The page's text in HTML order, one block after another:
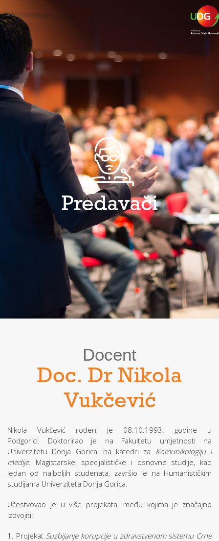
Predavači
Docent
Doc. Dr Nikola
Vukčević
Nikola Vukčević rođen je 08.10.1993. godine u
Podgorici. Doktorirao je na Fakultetu umjetnosti na
Univerzitetu Donja Gorica, na katedri za Komunikologiju i
medije. Magistarske, specijalističke i osnovne studije, kao
jedan od najboljih studenata, završio je na Humanističkim
studijama Univerziteta Donja Gorica.
Učestvovao je u više projekata, među kojima je značajno
izdvojiti:
1. Projekat Suzbijanje korupcije u zdravstvenom sistemu Crne